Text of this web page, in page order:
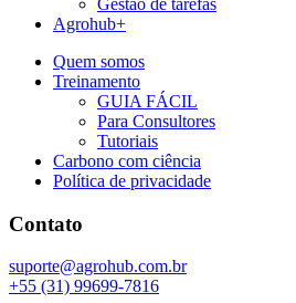
Agrohub+
Quem somos
Treinamento
GUIA FÁCIL
Para Consultores
Tutoriais
Carbono com ciência
Política de privacidade
Contato
suporte@agrohub.com.br
+55 (31) 99699-7816